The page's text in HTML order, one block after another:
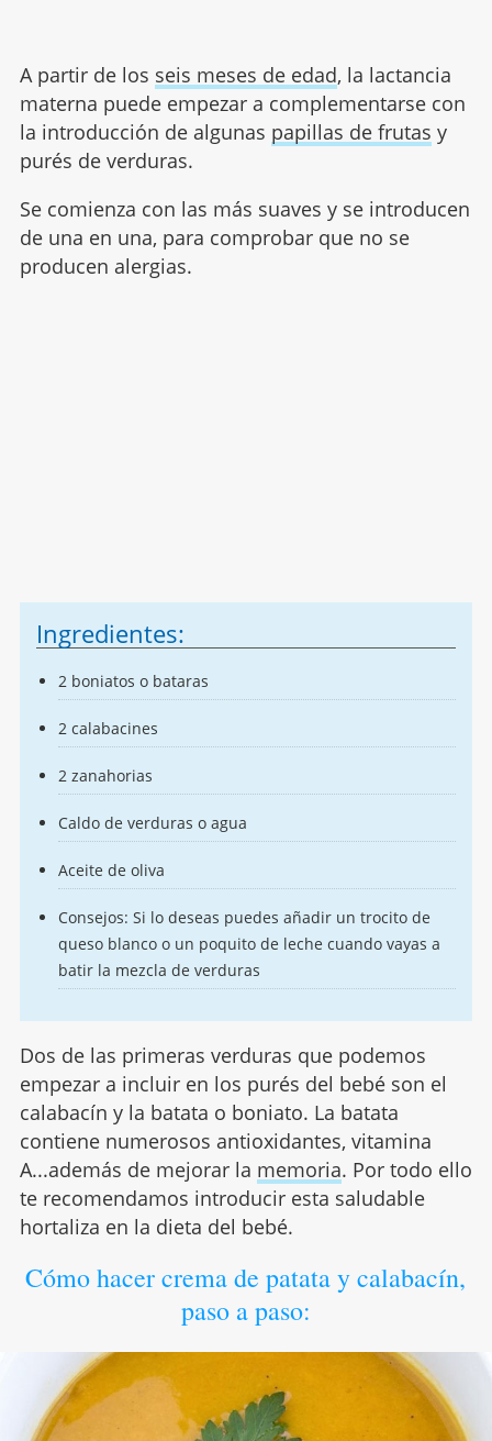
A partir de los seis meses de edad, la lactancia
materna puede empezar a complementarse con
la introducción de algunas papillas de frutas y
purés de verduras.
Se comienza con las más suaves y se introducen
de una en una, para comprobar que no se
producen alergias.
Ingredientes:
2 boniatos o bataras
2 calabacines
2 zanahorias
Caldo de verduras o agua
Aceite de oliva
Consejos: Si lo deseas puedes añadir un trocito de
queso blanco o un poquito de leche cuando vayas a
batir la mezcla de verduras
Dos de las primeras verduras que podemos
empezar a incluir en los purés del bebé son el
calabacín y la batata o boniato. La batata
contiene numerosos antioxidantes, vitamina
A...además de mejorar la memoria. Por todo ello
te recomendamos introducir esta saludable
hortaliza en la dieta del bebé.
Cómo hacer crema de patata y calabacín,
paso a paso: